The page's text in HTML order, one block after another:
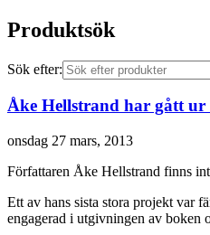
Produktsök
Sök efter:
Åke Hellstrand har gått ur
onsdag 27 mars, 2013
Författaren Åke Hellstrand finns
Ett av hans sista stora projekt var
engagerad i utgivningen av boken